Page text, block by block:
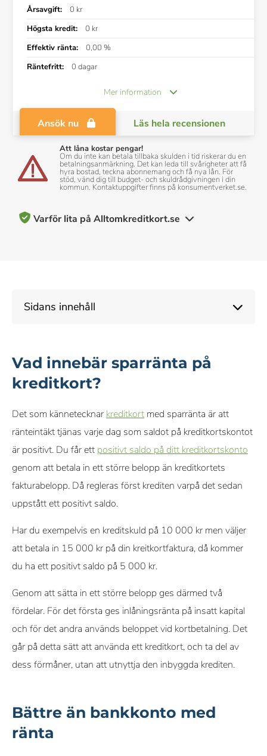
Årsavgift:
0 kr
Högsta kredit:
0 kr
Effektiv ränta:
0,00 %
Räntefritt:
0 dagar
Mer information
Ansök nu Läs hela recensionen
Att låna kostar pengar!
Om du inte kan betala tillbaka skulden i tid riskerar du en
betalningsanmärkning. Det kan leda till svårigheter att få
hyra bostad, teckna abonnemang och få nya lån. För
stöd, vänd dig till budget- och skuldrådgivningen i din
kommun. Kontaktuppgifter finns på konsumentverket.se.
Varför lita på Alltomkreditkort.se
ekonomi
Vårt innehåll om kreditkort, inklusive betyg och
rekommendationer, kontrolleras av ett team av skribenter och
och redaktör följer våra strikta riktlinjer för redaktionell integritet.
Vi får provision från vissa samarbetspartners när du ansöker
eller klickar via våra länkar. Detta gör det möjligt för oss att
erbjuda tjänsten kostnadsfritt, men påverkar inte våra
omdömen eller rekommendationer.
Sidans innehåll
Vad innebär sparränta på
kreditkort?
Det som kännetecknar kreditkort med sparränta är att
ränteintäkt tjänas varje dag som saldot på kreditkortskontot
är positivt. Du får ett positivt saldo på ditt kreditkortskonto
genom att betala in ett större belopp än kreditkortets
fakturabelopp. Då regleras först krediten varpå det sedan
uppstått ett positivt saldo.
Har du exempelvis en kreditskuld på 10 000 kr men väljer
att betala in 15 000 kr på din kreitkortfaktura, då kommer
du ha ett positivt saldo på 5 000 kr.
Genom att sätta in ett större belopp ges därmed två
fördelar. För det första ges inlåningsränta på insatt kapital
och för det andra används beloppet vid kortbetalning. Det
går på detta sätt att använda ett kreditkort, och ta del av
dess förmåner, utan att utnyttja den inbyggda krediten.
Bättre än bankkonto med
ränta